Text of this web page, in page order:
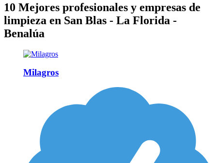
10 Mejores profesionales y empresas de
limpieza en San Blas - La Florida -
Benalúa
Milagros